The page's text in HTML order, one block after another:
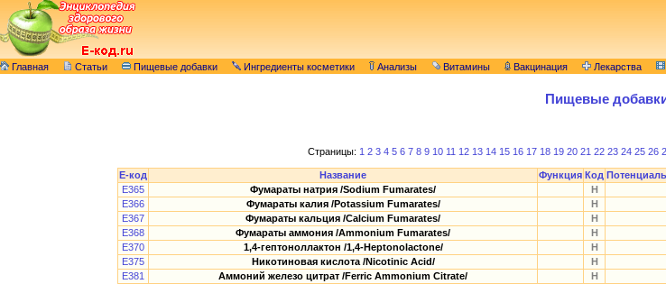
Главная Статьи Пищевые добавки Ингредиенты косметики Анализы Витамины Вакцинация Лекарства
Пищевые
Страницы: 1 2 3 4 5 6 7 8 9 10 11 12 13 14 15 16 17 18 19 20 21 22 23 24 25 26
E-код Название Функция Код
E365
Фумараты натрия /Sodium Fumarates/
Н
E366
Фумараты калия /Potassium Fumarates/
Н
E367
Фумараты кальция /Calcium Fumarates/
Н
E368
Фумараты аммония /Ammonium Fumarates/
Н
E370
1,4-гептоноллактон /1,4-Heptonolactone/
Н
E375
Никотиновая кислота /Nicotinic Acid/
Н
E381
Аммоний железо цитрат /Ferric Аmmonium Citrate/
Н